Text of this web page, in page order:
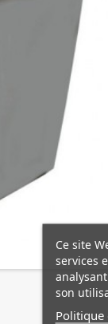
Ce site
services
son
Politique